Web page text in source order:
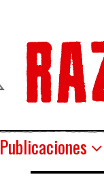
Publicaciones